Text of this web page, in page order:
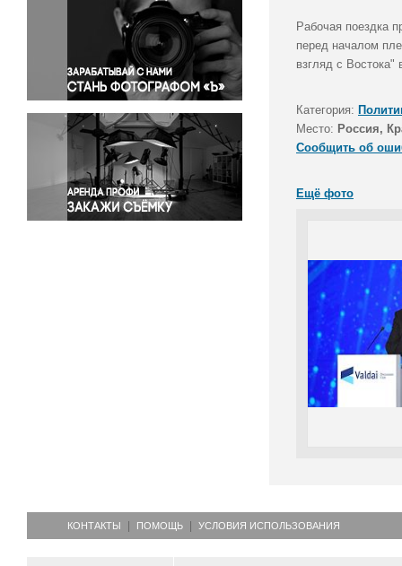
Политика
Правосудие
Происшествия и конфликты
Религия
Светская жизнь
Спорт
Экология
Экономика и бизнес
Рабочая поездка
перед началом
взгляд с Востока"
Категория:
Место: Россия,
Сообщить об
Ещё фото
КОНТАКТЫ ПОМОЩЬ УСЛОВИЯ ИСПОЛЬЗОВАНИЯ